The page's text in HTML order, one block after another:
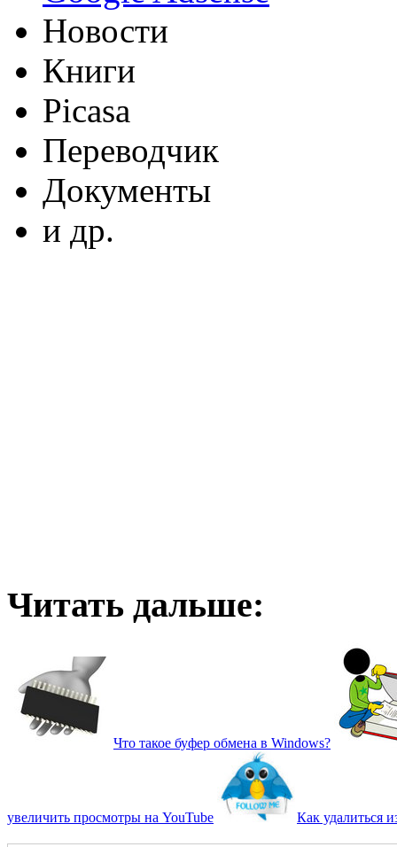
Новости
Книги
Picasa
Переводчик
Документы
и др.
Читать дальше:
Что такое буфер обмена в Windows?
увеличить просмотры на YouTube Как удалиться